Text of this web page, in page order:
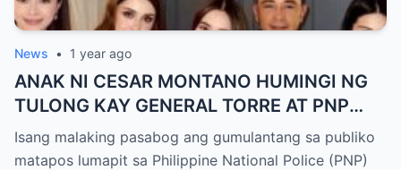
News • 1 year ago
ANAK NI CESAR MONTANO HUMINGI NG
TULONG KAY GENERAL TORRE AT PNP
UPANG ARESTUHIN SI ATONG ANG!
Isang malaking pasabog ang gumulantang sa publiko
matapos lumapit sa Philippine National Police (PNP)